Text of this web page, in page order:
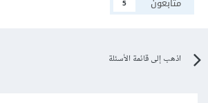
5
اذهب إلى قائمة الأسئلة